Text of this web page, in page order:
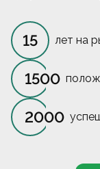
15 лет на
1500
2000